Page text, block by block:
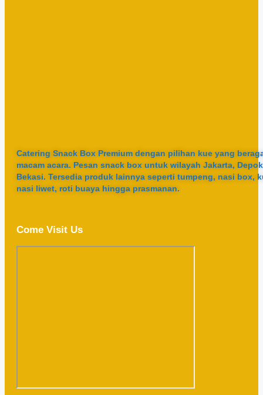
Catering Snack Box Premium dengan pilihan kue yang
macam acara. Pesan snack box untuk wilayah Jakarta,
Bekasi. Tersedia produk lainnya seperti tumpeng, nasi box,
nasi liwet, roti buaya hingga prasmanan.
Come Visit Us